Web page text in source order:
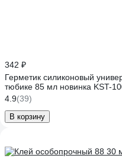
342 ₽
Герметик силиконовый
тюбике 85 мл новинка KST-
4.9(39)
В корзину